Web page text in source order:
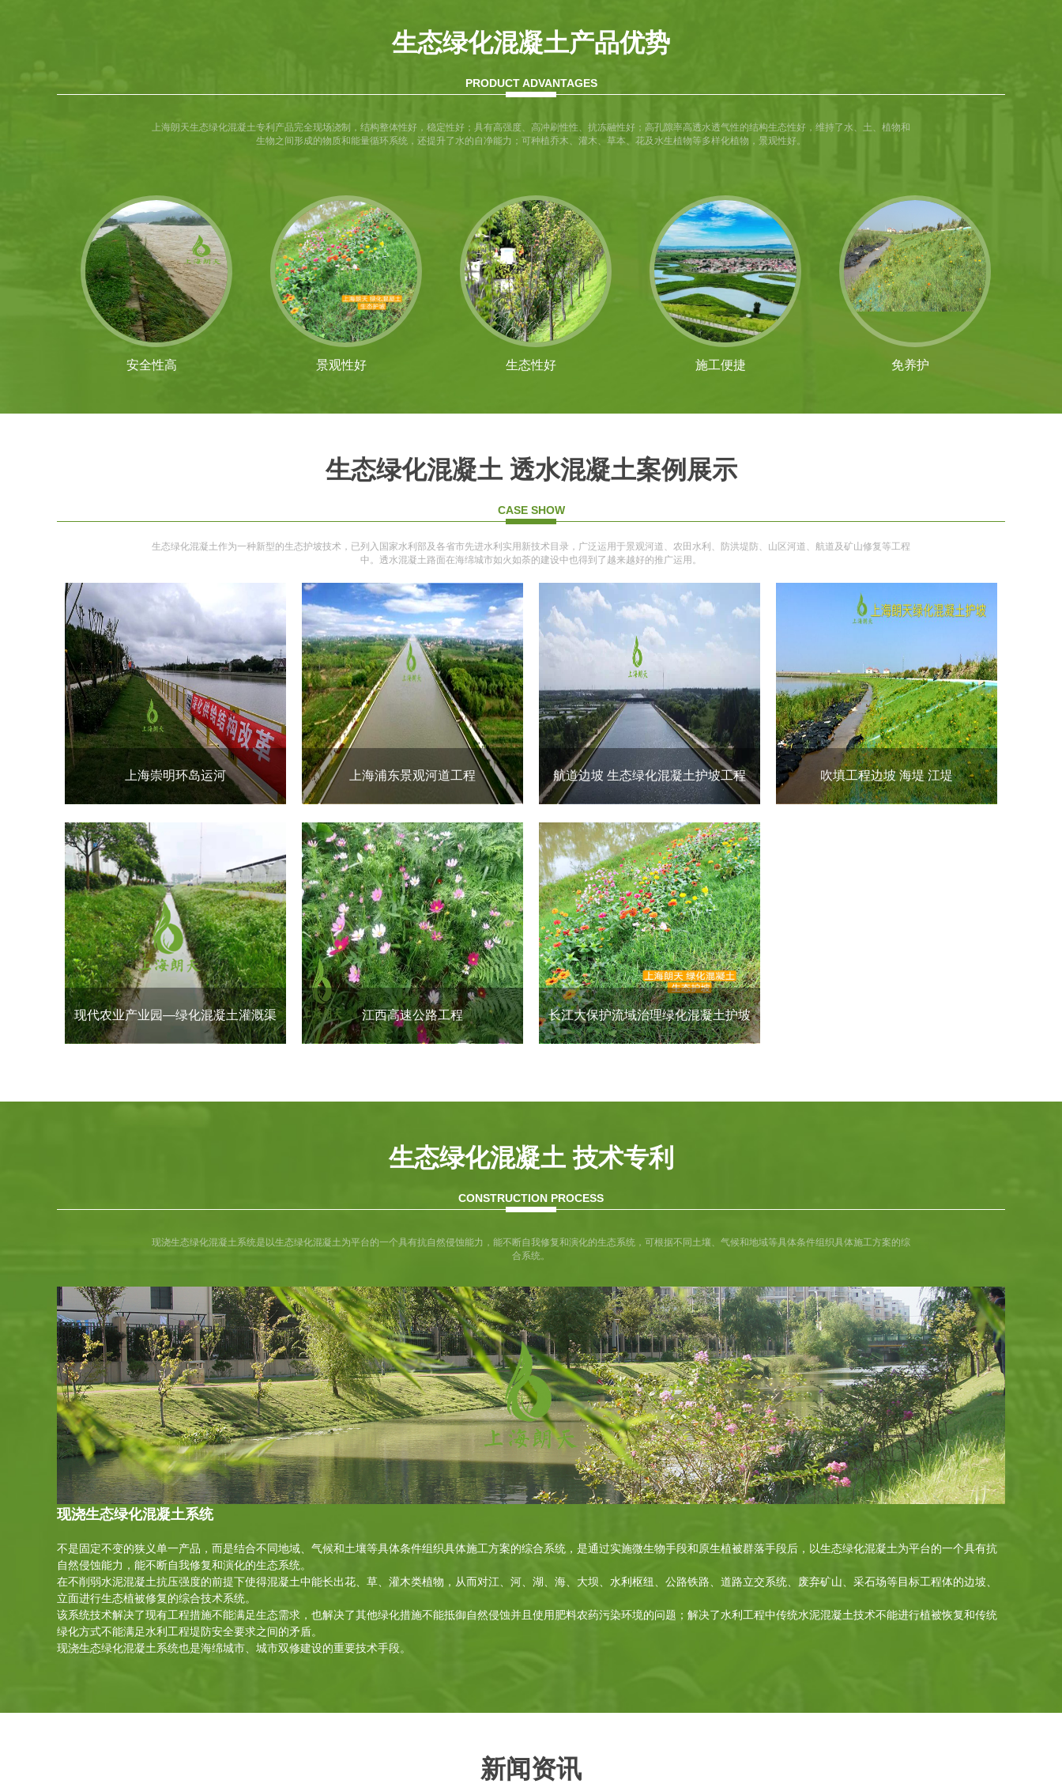
生态绿化混凝土产品优势
PRODUCT ADVANTAGES
上海朗天生态绿化混凝土专利产品完全现场浇制，结构整体性好，稳定性好；具有高强度、高冲刷性性、抗冻融性好；高孔隙率高透水透气性的结构生态性好，维持了水、土、植物和
生物之间形成的物质和能量循环系统，还提升了水的自净能力；可种植乔木、灌木、草本、花及水生植物等多样化植物，景观性好。
安全性高 景观性好 生态性好 施工便捷 免养护
生态绿化混凝土 透水混凝土案例展示
CASE SHOW
生态绿化混凝土作为一种新型的生态护坡技术，已列入国家水利部及各省市先进水利实用新技术目录，广泛运用于景观河道、农田水利、防洪堤防、山区河道、航道及矿山修复等工程
中。透水混凝土路面在海绵城市如火如荼的建设中也得到了越来越好的推广运用。
上海崇明环岛运河 上海浦东景观河道工程 航道边坡 生态绿化混凝土护坡工程 吹填工程边坡 海堤 江堤
现代农业产业园—绿化混凝土灌溉渠 江西高速公路工程 长江大保护流域治理绿化混凝土护坡
生态绿化混凝土 技术专利
CONSTRUCTION PROCESS
现浇生态绿化混凝土系统是以生态绿化混凝土为平台的一个具有抗自然侵蚀能力，能不断自我修复和演化的生态系统，可根据不同土壤、气候和地域等具体条件组织具体施工方案的综
合系统。
现浇生态绿化混凝土系统
不是固定不变的狭义单一产品，而是结合不同地域、气候和土壤等具体条件组织具体施工方案的综合系统，是通过实施微生物手段和原生植被群落手段后，以生态绿化混凝土为平台的一个具有抗
自然侵蚀能力，能不断自我修复和演化的生态系统。
在不削弱水泥混凝土抗压强度的前提下使得混凝土中能长出花、草、灌木类植物，从而对江、河、湖、海、大坝、水利枢纽、公路铁路、道路立交系统、废弃矿山、采石场等目标工程体的边坡、
立面进行生态植被修复的综合技术系统。
该系统技术解决了现有工程措施不能满足生态需求，也解决了其他绿化措施不能抵御自然侵蚀并且使用肥料农药污染环境的问题；解决了水利工程中传统水泥混凝土技术不能进行植被恢复和传统
绿化方式不能满足水利工程堤防安全要求之间的矛盾。
现浇生态绿化混凝土系统也是海绵城市、城市双修建设的重要技术手段。
新闻资讯